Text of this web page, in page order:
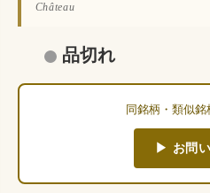
Château
品切れ
同銘柄・類似
▶ お問